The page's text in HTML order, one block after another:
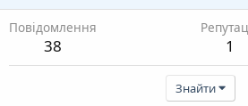
Повідомлення
38 1
Знайти